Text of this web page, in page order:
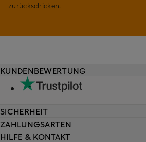
zurückschicken.
HILFE & KONTAKT
KUNDENBEWERTUNG
SICHERHEIT
ZAHLUNGSARTEN